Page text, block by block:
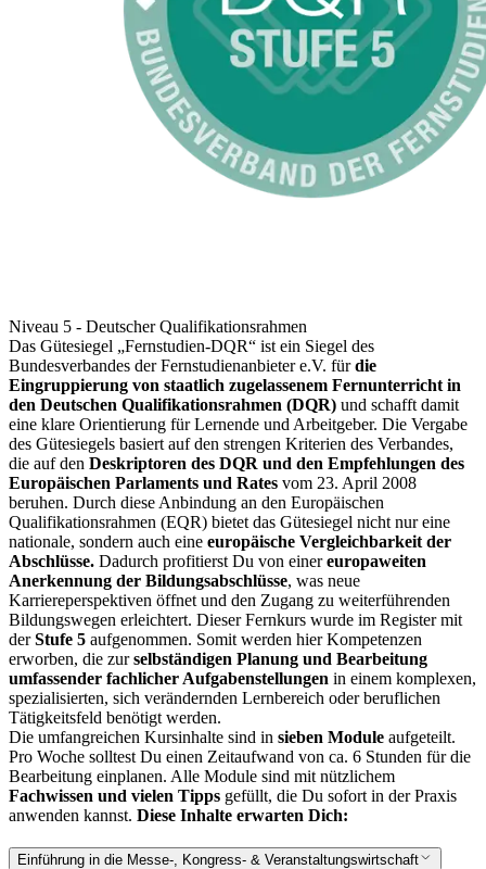
Niveau 5 - Deutscher Qualifikationsrahmen
Das Gütesiegel „Fernstudien-DQR“ ist ein Siegel des
Bundesverbandes der Fernstudienanbieter e.V. fürdie
Eingruppierung von staatlich zugelassenem Fernunterricht in
den Deutschen Qualifikationsrahmen (DQR) und schafft damit
eine klare Orientierung für Lernende und Arbeitgeber. Die Vergabe
des Gütesiegels basiert auf den strengen Kriterien des Verbandes,
die auf den Deskriptoren des DQR und den Empfehlungen des
Europäischen Parlaments und Rates vom 23. April 2008
beruhen. Durch diese Anbindung an den Europäischen
Qualifikationsrahmen (EQR) bietet das Gütesiegel nicht nur eine
nationale, sondern auch eine europäische Vergleichbarkeit der
Abschlüsse. Dadurch profitierst Du von einereuropaweiten
Anerkennung der Bildungsabschlüsse, was neue
Karriereperspektiven öffnet und den Zugang zu weiterführenden
Bildungswegen erleichtert. Dieser Fernkurs wurde im Register mit
derStufe 5 aufgenommen. Somit werden hier Kompetenzen
erworben, die zurselbständigen Planung und Bearbeitung
umfassender fachlicher Aufgabenstellungen in einem komplexen,
spezialisierten, sich verändernden Lernbereich oder beruflichen
Tätigkeitsfeld benötigt werden.
Die umfangreichen Kursinhalte sind in sieben Module aufgeteilt.
Pro Woche solltest Du einen Zeitaufwand von ca. 6 Stunden für die
Bearbeitung einplanen. Alle Module sind mit nützlichem
Fachwissen und vielen Tipps gefüllt, die Du sofort in der Praxis
anwenden kannst. Diese Inhalte erwarten Dich:
Einführung in die Messe-, Kongress- & Veranstaltungswirtschaft